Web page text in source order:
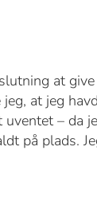
at
at jeg
uventet – da
på plads.